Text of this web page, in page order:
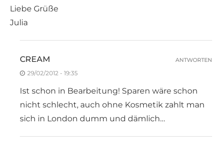
Liebe Grüße
Julia
CREAM
29/02/2012 - 19:35
Ist schon in Bearbeitung! Sparen wäre schon
nicht schlecht, auch ohne Kosmetik zahlt man
sich in London dumm und dämlich…
ANTWORTEN